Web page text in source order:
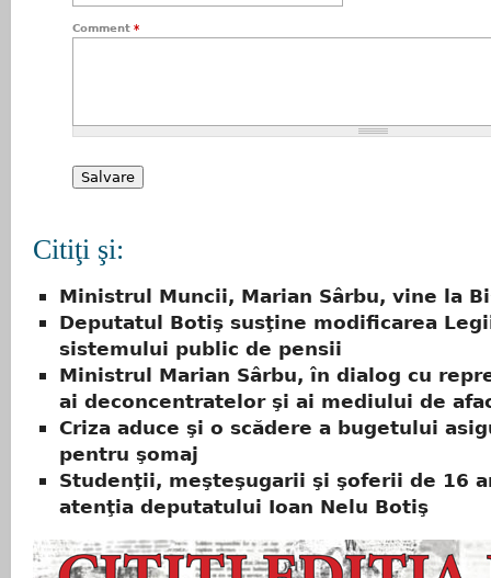
Comment *
Citiţi şi:
Ministrul Muncii, Marian Sârbu, vine la
Deputatul Botiş susţine modificarea
sistemului public de pensii
Ministrul Marian Sârbu, în dialog cu
ai deconcentratelor şi ai mediului de
Criza aduce şi o scădere a bugetului
pentru şomaj
Studenţii, meşteşugarii şi şoferii de 16
atenţia deputatului Ioan Nelu Botiş